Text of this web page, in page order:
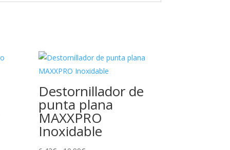
Destornillador de
punta plana
MAXXPRO
Inoxidable